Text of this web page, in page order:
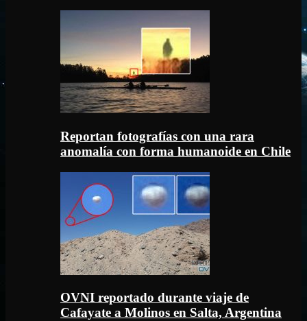
Reportan fotografías con una rara
anomalía con forma humanoide en Chile
OVNI reportado durante viaje de
Cafayate a Molinos en Salta, Argentina